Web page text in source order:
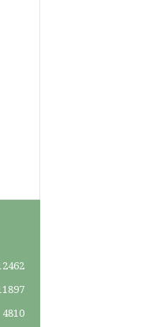
4810